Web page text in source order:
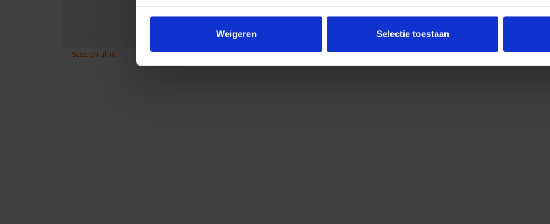
Weigeren Selectie toestaan
Bestanden aanleveren
Session alive